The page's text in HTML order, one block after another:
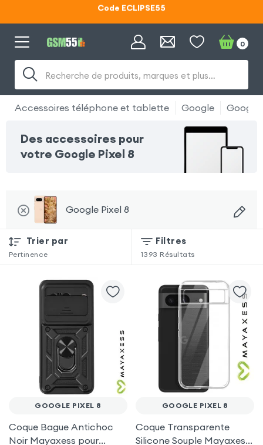
Lunettes d'éclipse OFFERTES
Code ECLIPSE55
Recherche de produits, marques et plus…
0
Accessoires téléphone et tablette Google Google
Des accessoires pour
votre Google Pixel 8
Google Pixel 8
Trier par
Pertinence
Filtres
1393 Résultats
GOOGLE PIXEL 8
Coque Bague Antichoc
Noir Mayaxess pour
GOOGLE PIXEL 8
Coque Transparente
Silicone Souple Mayaxess